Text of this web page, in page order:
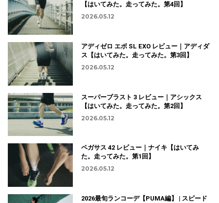
【はいてみた。走ってみた。第4回】
2026.05.12
アディゼロ エボ SL EXO レビュー｜アディダ
ス【はいてみた。走ってみた。第3回】
2026.05.12
スーパーブラスト 3 レビュー｜アシックス
【はいてみた。走ってみた。第2回】
2026.05.12
ペガサス 42 レビュー｜ナイキ【はいてみ
た。走ってみた。第1回】
2026.05.12
2026最旬ランコーデ【PUMA編】 | スピード